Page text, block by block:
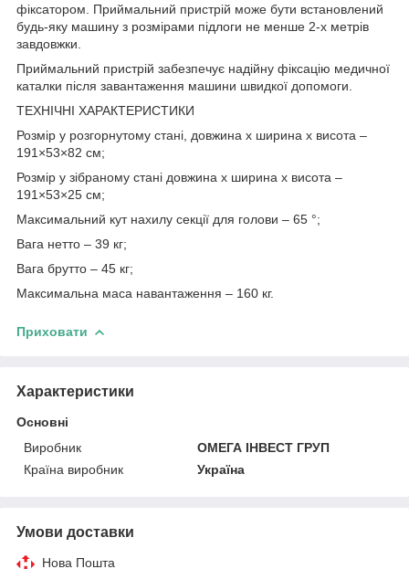
фіксатором. Приймальний пристрій може бути встановлений
будь-яку машину з розмірами підлоги не менше 2-х метрів
завдовжки.
Приймальний пристрій забезпечує надійну фіксацію медичної
каталки після завантаження машини швидкої допомоги.
ТЕХНІЧНІ ХАРАКТЕРИСТИКИ
Розмір у розгорнутому стані, довжина x ширина x висота –
191×53×82 см;
Розмір у зібраному стані довжина x ширина x висота –
191×53×25 см;
Максимальний кут нахилу секції для голови – 65 °;
Вага нетто – 39 кг;
Вага брутто – 45 кг;
Максимальна маса навантаження – 160 кг.
Приховати
Характеристики
Основні
Виробник
ОМЕГА ІНВЕСТ ГРУП
Країна виробник
Україна
Умови доставки
Нова Пошта